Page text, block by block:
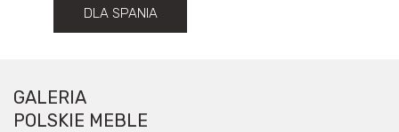
DLA SPANIA
GALERIA
POLSKIE MEBLE